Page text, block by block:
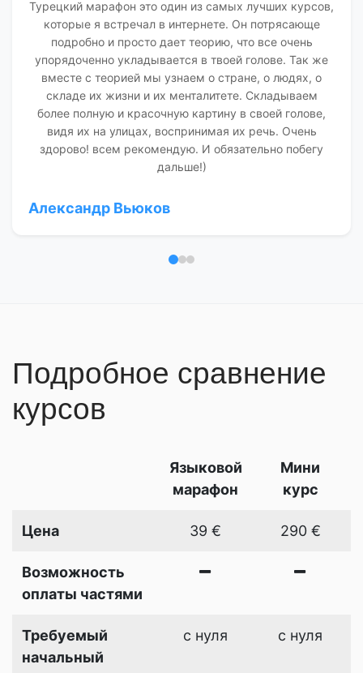
Турецкий марафон это один из самых лучших курсов,
которые я встречал в интернете. Он потрясающе
подробно и просто дает теорию, что все очень
упорядоченно укладывается в твоей голове. Так же
вместе с теорией мы узнаем о стране, о людях, о
складе их жизни и их менталитете. Складываем
более полную и красочную картину в своей голове,
видя их на улицах, воспринимая их речь. Очень
здорово! всем рекомендую. И обязательно побегу
дальше!)
Александр Вьюков
Отзыв 1
Подробное сравнение
курсов
Языковой
марафон
Мини
курс
Цена 39 € 290 €
Возможность
оплаты частями
Требуемый
начальный
с нуля с нуля